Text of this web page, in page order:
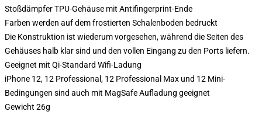
Stoßdämpfer TPU-Gehäuse mit Antifingerprint-Ende
Farben werden auf dem frostierten Schalenboden bedruckt
Die Konstruktion ist wiederum vorgesehen, während die Seiten des
Gehäuses halb klar sind und den vollen Eingang zu den Ports liefern.
Geeignet mit Qi-Standard Wifi-Ladung
iPhone 12, 12 Professional, 12 Professional Max und 12 Mini-
Bedingungen sind auch mit MagSafe Aufladung geeignet
Gewicht 26g